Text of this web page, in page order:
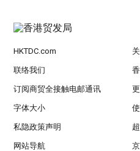
HKTDC.com
联络我们
订阅商贸全接触电邮通讯
字体大小
私隐政策声明
网站导航